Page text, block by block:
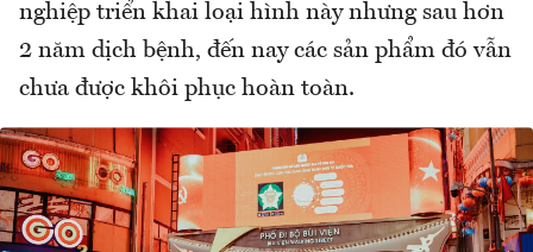
nghiệp triển khai loại hình này nhưng sau hơn
2 năm dịch bệnh, đến nay các sản phẩm đó vẫn
chưa được khôi phục hoàn toàn.